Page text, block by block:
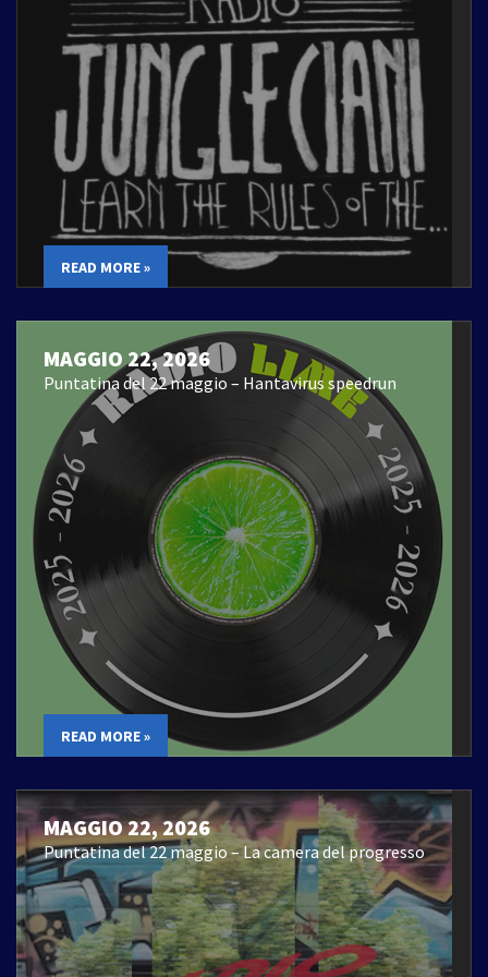
READ MORE »
MAGGIO 22, 2026
Puntatina del 22 maggio – Hantavirus speedrun
READ MORE »
MAGGIO 22, 2026
Puntatina del 22 maggio – La camera del progresso